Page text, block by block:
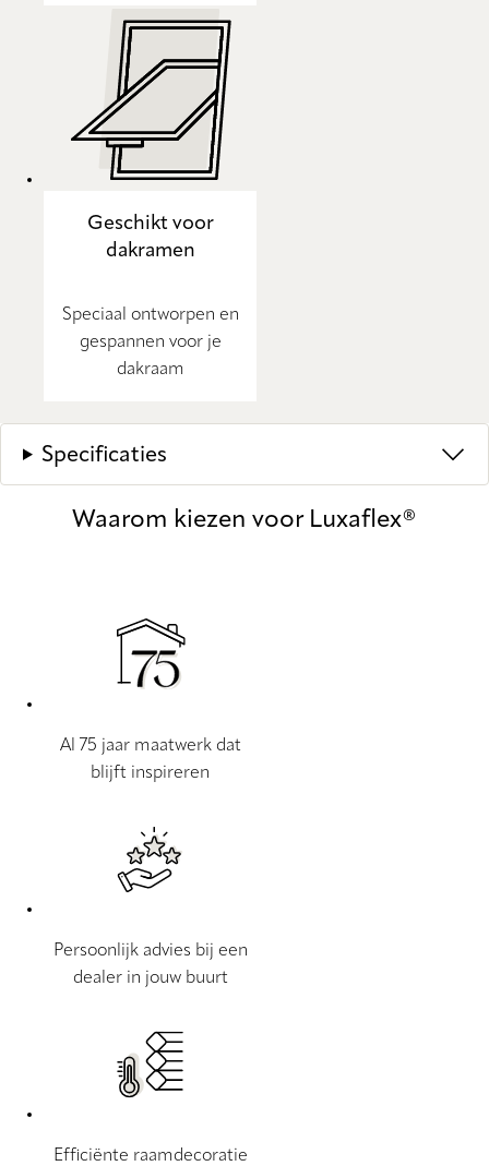
Geschikt voor
dakramen
Speciaal ontworpen en
gespannen voor je
dakraam
Specificaties
Waarom kiezen voor Luxaflex®
Al 75 jaar maatwerk dat
blijft inspireren
Persoonlijk advies bij een
dealer in jouw buurt
Efficiënte raamdecoratie